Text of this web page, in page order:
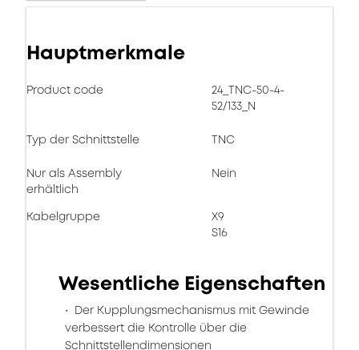
Hauptmerkmale
Product code
24_TNC-50-4-
52/133_N
Typ der Schnittstelle TNC
Nur als Assembly
erhältlich
Nein
Kabelgruppe
X9
S16
Wesentliche Eigenschaften
Der Kupplungsmechanismus mit Gewinde
verbessert die Kontrolle über die
Schnittstellendimensionen